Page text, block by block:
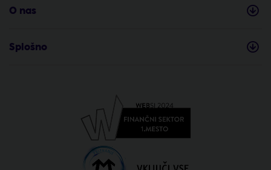
O nas
Splošno